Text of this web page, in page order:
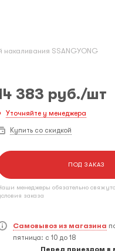
накаливания SSANGYONG
383 руб./шт
Уточняйте у менеджера
Купить со скидкой
ПОД ЗАКАЗ
менеджеры обязательно
заказа
Самовывоз из магазина
пятница: с 10 до 18
Перед приездом в